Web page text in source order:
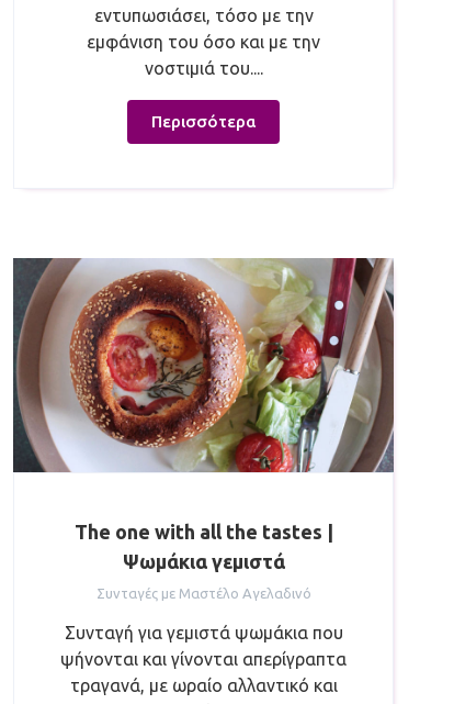
εντυπωσιάσει, τόσο με την
εμφάνιση του όσο και με την
νοστιμιά του....
Περισσότερα
The one with all the tastes |
Ψωμάκια γεμιστά
Συνταγές με Μαστέλο Αγελαδινό
Συνταγή για γεμιστά ψωμάκια που
ψήνονται και γίνονται απερίγραπτα
τραγανά, με ωραίο αλλαντικό και